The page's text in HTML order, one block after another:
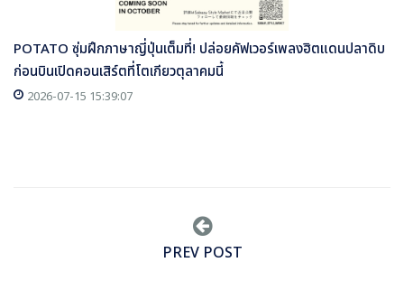
POTATO ซุ่มฝึกภาษาญี่ปุ่นเต็มที่! ปล่อยคัฟเวอร์เพลงฮิตแดนปลาดิบ
ก่อนบินเปิดคอนเสิร์ตที่โตเกียวตุลาคมนี้
2026-07-15 15:39:07
PREV POST